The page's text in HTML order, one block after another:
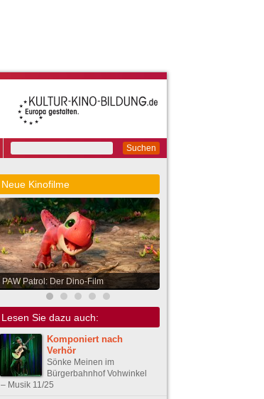
Suchen
Neue Kinofilme
PAW Patrol: Der Dino-Film
Lesen Sie dazu auch:
Komponiert nach
Verhör
Sönke Meinen im
Bürgerbahnhof Vohwinkel
– Musik 11/25